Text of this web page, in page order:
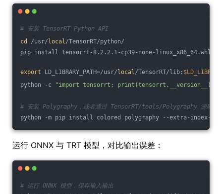
# 安装 TensorRT Python API
cd
/usr/ local/TensorRT/python/
pip install tensorrt-8.2.2.1-cp39-none-linux_x86_64.whl
export LD_LIBRARY_PATH=/usr/ local/TensorRT/lib:
python -c
"import tensorrt; print(tensorrt.__version__)"
# 安装 Polygraphy，或者通过 TensorRT/tools/Polygraphy 源码安
python -m pip install colored polygraphy --extra-index-
运行 ONNX 与 TRT 模型，对比输出误差：
# 运行 ONNX 模型，保存输入输出